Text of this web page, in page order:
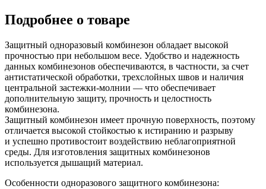
Подробнее о товаре
Защитный одноразовый комбинезон обладает высокой
прочностью при небольшом весе. Удобство и надежность
данных комбинезонов обеспечиваются, в частности, за счет
антистатической обработки, трехслойных швов и наличия
центральной застежки-молнии — что обеспечивает
дополнительную защиту, прочность и целостность
комбинезона.
Защитный комбинезон имеет прочную поверхность, поэтому
отличается высокой стойкостью к истиранию и разрыву
и успешно противостоит воздействию неблагоприятной
среды. Для изготовления защитных комбинезонов
используется дышащий материал.
Особенности одноразового защитного комбинезона: